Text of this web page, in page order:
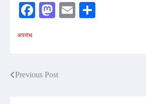
Facebook
Mastodon
Email
अपराध
Post
Previous Post